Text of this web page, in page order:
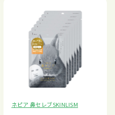
ネピア 鼻セレブSKINLISM